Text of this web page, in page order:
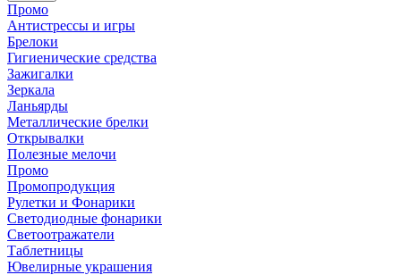
Промо
Антистрессы и игры
Брелоки
Гигиенические средства
Зажигалки
Зеркала
Ланьярды
Металлические брелки
Открывалки
Полезные мелочи
Промо
Промопродукция
Рулетки и Фонарики
Светодиодные фонарики
Светоотражатели
Таблетницы
Ювелирные украшения